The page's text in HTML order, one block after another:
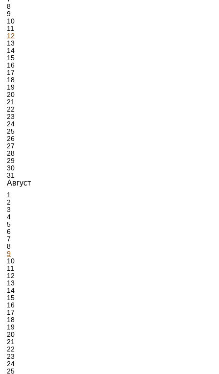
8
9
10
11
12
13
14
15
16
17
18
19
20
21
22
23
24
25
26
27
28
29
30
31
Август
1
2
3
4
5
6
7
8
9
10
11
12
13
14
15
16
17
18
19
20
21
22
23
24
25